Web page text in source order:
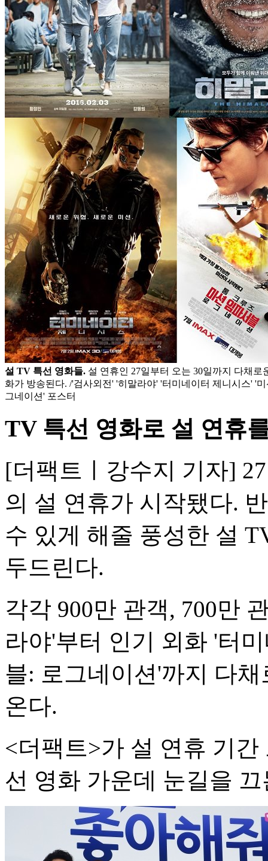
설 TV 특선 영화들. 설 연휴인 27일부터 오는 30일까지 다채로
화가 방송된다. /'검사외전' '히말라야' '터미네이터 제니시스' '
그네이션' 포스터
TV 특선 영화로 설 연휴
[더팩트ㅣ강수지 기자]
의 설 연휴가 시작됐다.
수 있게 해줄 풍성한 설
두드린다.
각각 900만 관객, 700만
라야'부터 인기 외화 '터
블: 로그네이션'까지 다
온다.
<더팩트>가 설 연휴 기
선 영화 가운데 눈길을